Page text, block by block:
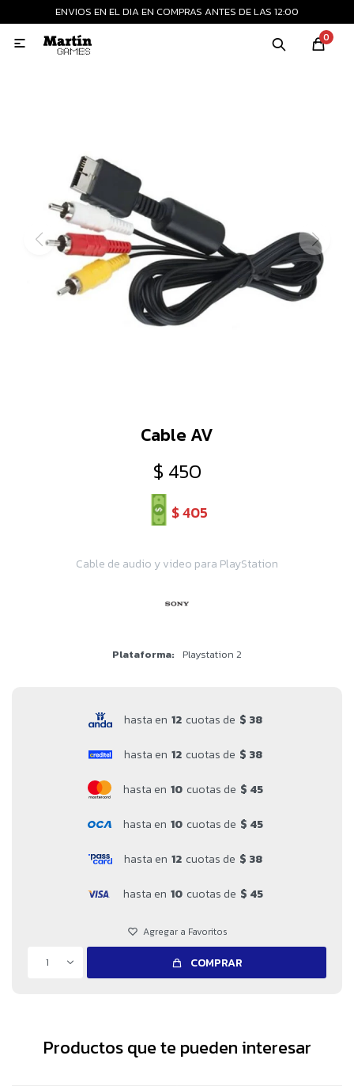
ENVIOS EN EL DIA EN COMPRAS ANTES DE LAS 12:00
0

Cable AV
$ 450
$405
Cable de audio y video para PlayStation
Plataforma Playstation 2
hasta en 12 cuotas de $ 38
hasta en 12 cuotas de $ 38
hasta en 10 cuotas de $ 45
hasta en 10 cuotas de $ 45
hasta en 12 cuotas de $ 38
hasta en 10 cuotas de $ 45
1 COMPRAR
Productos que te pueden interesar
MI CUENTA
Consolas recertificadas
Juegos
Accesorios